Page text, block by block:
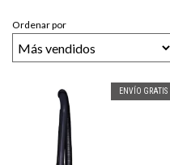
Ordenar por
ENVÍO GRATIS